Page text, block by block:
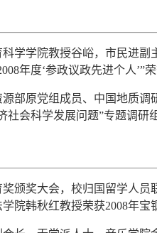
学学院教授谷峪，市民进
年度‘参政议政先进个人’”
部原党组成员、中国地质
社会科学发展问题”专题调研
颁奖大会，校归国留学人
院韩秋红教授荣获2008年宝